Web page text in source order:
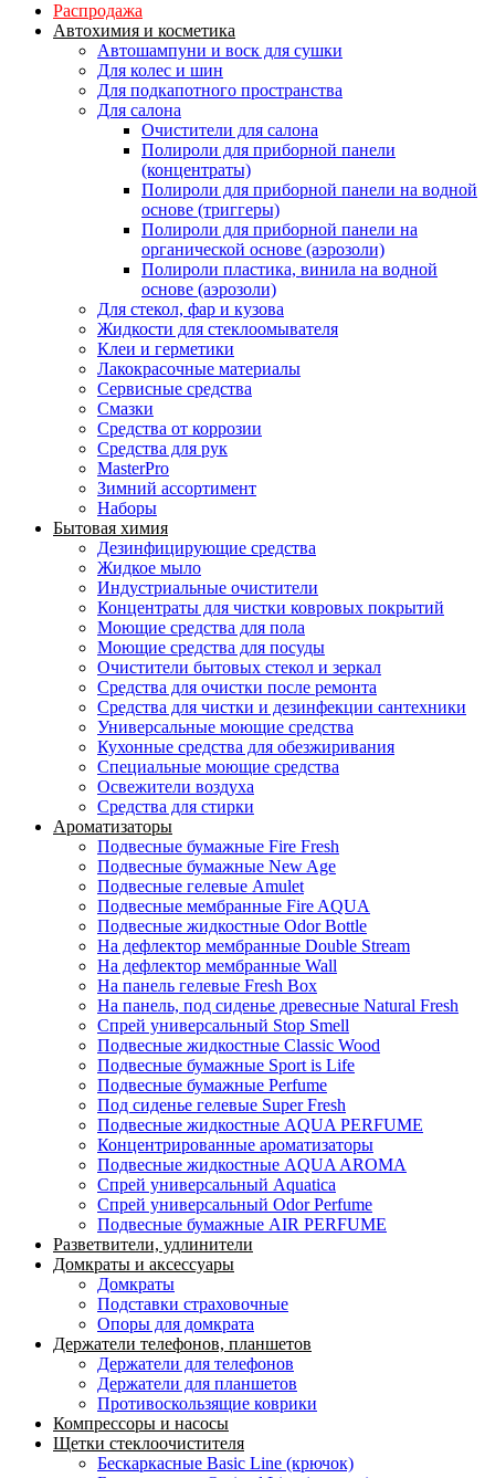
Распродажа
Автохимия и косметика
Автошампуни и воск для сушки
Для колес и шин
Для подкапотного пространства
Для салона
Очистители для салона
Полироли для приборной панели
(концентраты)
Полироли для приборной панели на водной
основе (триггеры)
Полироли для приборной панели на
органической основе (аэрозоли)
Полироли пластика, винила на водной
основе (аэрозоли)
Для стекол, фар и кузова
Жидкости для стеклоомывателя
Клеи и герметики
Лакокрасочные материалы
Сервисные средства
Смазки
Средства от коррозии
Средства для рук
MasterPro
Зимний ассортимент
Наборы
Бытовая химия
Дезинфицирующие средства
Жидкое мыло
Индустриальные очистители
Концентраты для чистки ковровых покрытий
Моющие средства для пола
Моющие средства для посуды
Очистители бытовых стекол и зеркал
Средства для очистки после ремонта
Средства для чистки и дезинфекции сантехники
Универсальные моющие средства
Кухонные средства для обезжиривания
Специальные моющие средства
Освежители воздуха
Средства для стирки
Ароматизаторы
Подвесные бумажные Fire Fresh
Подвесные бумажные New Age
Подвесные гелевые Amulet
Подвесные мембранные Fire AQUA
Подвесные жидкостные Odor Bottle
На дефлектор мембранные Double Stream
На дефлектор мембранные Wall
На панель гелевые Fresh Box
На панель, под сиденье древесные Natural Fresh
Спрей универсальный Stop Smell
Подвесные жидкостные Classic Wood
Подвесные бумажные Sport is Life
Подвесные бумажные Perfume
Под сиденье гелевые Super Fresh
Подвесные жидкостные AQUA PERFUME
Концентрированные ароматизаторы
Подвесные жидкостные AQUA AROMA
Спрей универсальный Aquatica
Спрей универсальный Odor Perfume
Подвесные бумажные AIR PERFUME
Разветвители, удлинители
Домкраты и аксессуары
Домкраты
Подставки страховочные
Опоры для домкрата
Держатели телефонов, планшетов
Держатели для телефонов
Держатели для планшетов
Противоскользящие коврики
Компрессоры и насосы
Щетки стеклоочистителя
Бескаркасные Basic Line (крючок)